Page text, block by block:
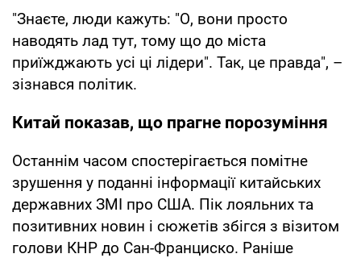
"Знаєте, люди кажуть: "О, вони просто
наводять лад тут, тому що до міста
приїжджають усі ці лідери". Так, це правда", –
зізнався політик.
Китай показав, що прагне порозуміння
Останнім часом спостерігається помітне
зрушення у поданні інформації китайських
державних ЗМІ про США. Пік лояльних та
позитивних новин і сюжетів збігся з візитом
голови КНР до Сан-Франциско. Раніше